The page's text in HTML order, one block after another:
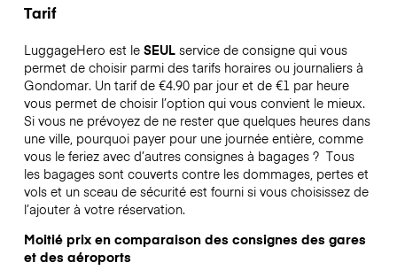
Tarif
LuggageHero est le SEULservice de consigne qui vous
permet de choisir parmi des tarifs horaires ou journaliers à
Gondomar. Un tarif de €4.90 par jour et de €1 par heure
vous permet de choisir l’option qui vous convient le mieux.
Si vous ne prévoyez de ne rester que quelques heures dans
une ville, pourquoi payer pour une journée entière, comme
vous le feriez avec d’autres consignes à bagages ? Tous
les bagages sont couverts contre les dommages, pertes et
vols et un sceau de sécurité est fourni si vous choisissez de
l’ajouter à votre réservation.
Moitié prix en comparaison des consignes des gares
et des aéroports